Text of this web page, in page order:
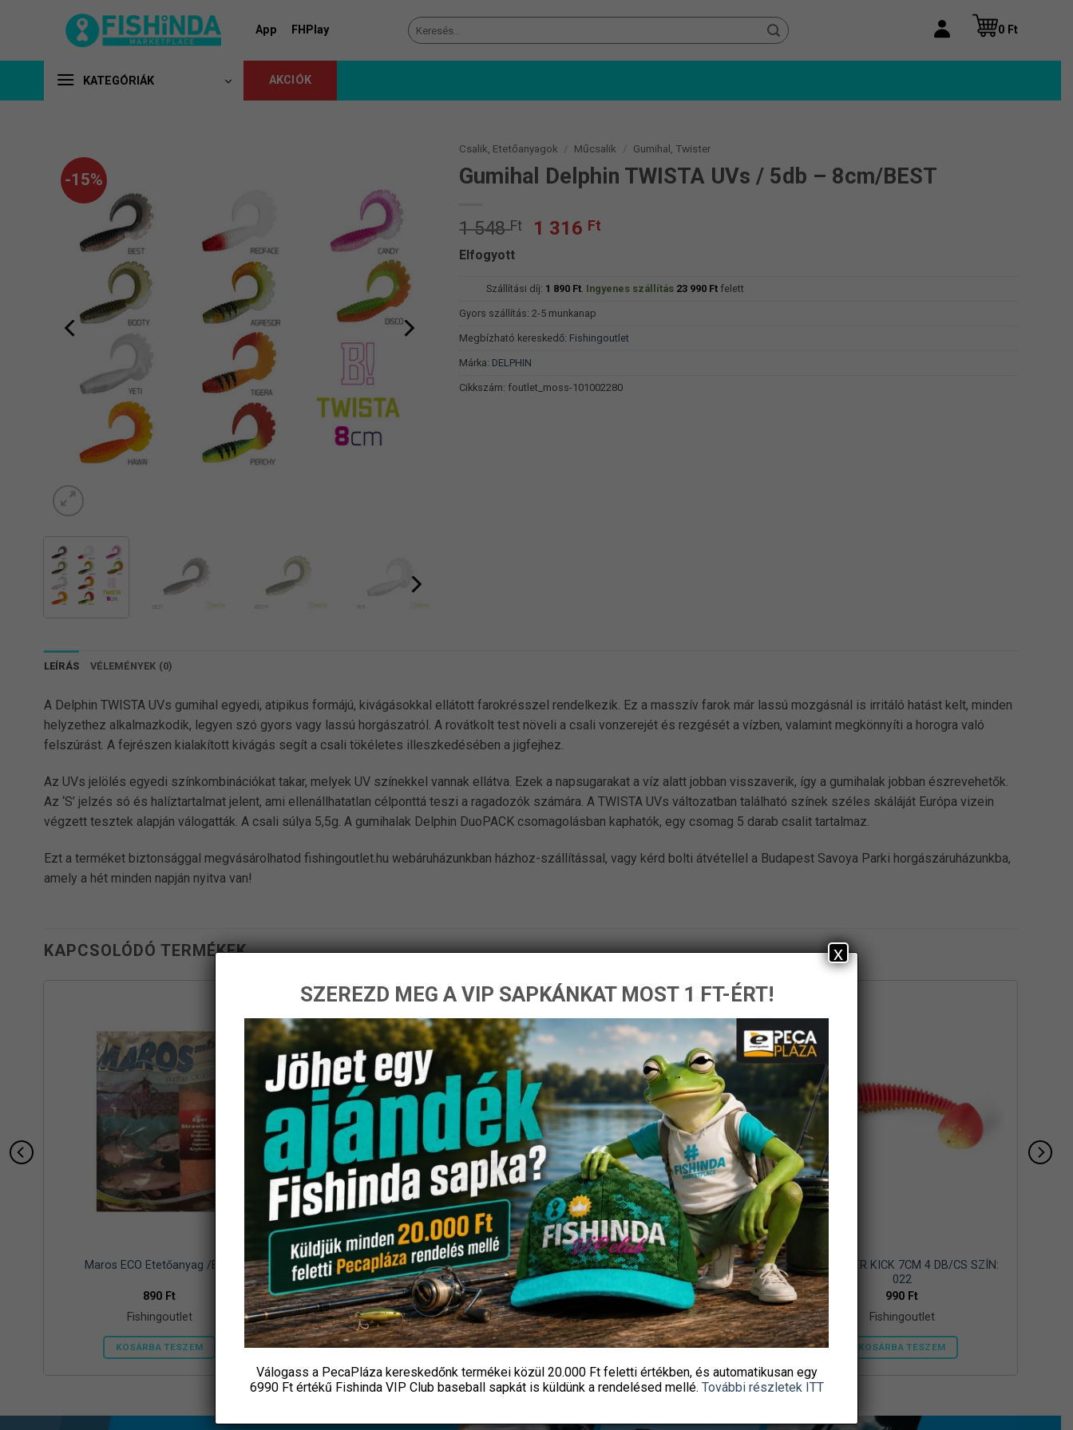
App FHPlay
Keresés
a
0 Ft
KATEGÓRIÁK AKCIÓK
-15%
Csalik, Etetőanyagok / Műcsalik / Gumihal, Twister
Gumihal Delphin TWISTA UVs / 5db – 8cm/BEST
1 548Ft
Original
1
548 Ft.
1 316 FtCurrent
1
Elfogyott
Szállítási díj: 1 890 Ft. Ingyenes szállítás 23 990 Ftfelett
Gyors szállítás: 2-5 munkanap
Megbízható kereskedő: Fishingoutlet
Márka: DELPHIN
Cikkszám: foutlet_moss-101002280
LEÍRÁS VÉLEMÉNYEK (0)
A Delphin TWISTA UVs gumihal egyedi, atipikus formájú, kivágásokkal ellátott farokrésszel rendelkezik. Ez a masszív farok már lassú mozgásnál is irritáló hatást kelt, minden
helyzethez alkalmazkodik, legyen szó gyors vagy lassú horgászatról. A rovátkolt test növeli a csali vonzerejét és rezgését a vízben, valamint megkönnyíti a horogra való
felszúrást. A fejrészen kialakított kivágás segít a csali tökéletes illeszkedésében a jigfejhez.
Az UVs jelölés egyedi színkombinációkat takar, melyek UV színekkel vannak ellátva. Ezek a napsugarakat a víz alatt jobban visszaverik, így a gumihalak jobban észrevehetők.
Az ‘S’ jelzés só és halíztartalmat jelent, ami ellenállhatatlan célponttá teszi a ragadozók számára. A TWISTA UVs változatban található színek széles skáláját Európa vizein
végzett tesztek alapján válogatták. A csali súlya 5,5g. A gumihalak Delphin DuoPACK csomagolásban kaphatók, egy csomag 5 darab csalit tartalmaz.
Ezt a terméket biztonsággal megvásárolhatod fishingoutlet.hu webáruházunkban házhoz-szállítással, vagy kérd bolti átvétellel a Budapest Savoya Parki horgászáruházunkba,
amely a hét minden napján nyitva van!
KAPCSOLÓDÓ TERMÉKEK
Maros ECO Etetőanyag /Eper
890 Ft
Fishingoutlet
KOSÁRBA TESZEM
WIZARD MICRO JIG 2412 FEJ 1/0 3G
940Ft
Fishingoutlet
KOSÁRBA TESZEM
WIZARD POWER KICK 9,5CM 3 DB/CS
SZÍN: 053
990Ft
Fishingoutlet
KOSÁRBA TESZEM
L&K POWER KICK 7CM 4 DB/CS SZÍN:
022
990 Ft
Fishingoutlet
KOSÁRBA TESZEM
SZEREZD MEG A VIP SAPKÁNKAT MOST 1 FT-ÉRT!
Válogass a PecaPláza kereskedőnk termékei közül 20.000 Ft felettiértékben, és automatikusan egy
6990 Ft értékű Fishinda VIP Club baseball sapkátis küldünk a rendelésed mellé. További részletek ITT
x